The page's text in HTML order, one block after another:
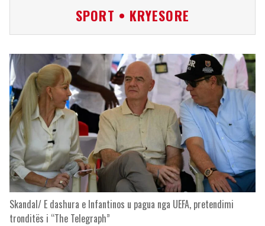
SPORT • KRYESORE
Skandal/ E dashura e Infantinos u pagua nga UEFA, pretendimi
tronditës i “The Telegraph”